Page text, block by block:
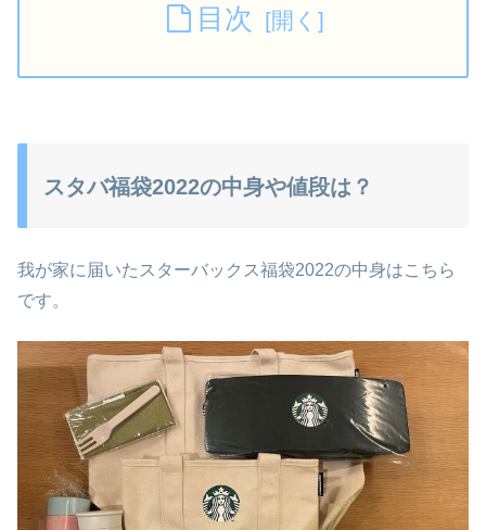
目次
スタバ福袋2022の中身や値段は？
我が家に届いたスターバックス福袋2022の中身はこちら
です。